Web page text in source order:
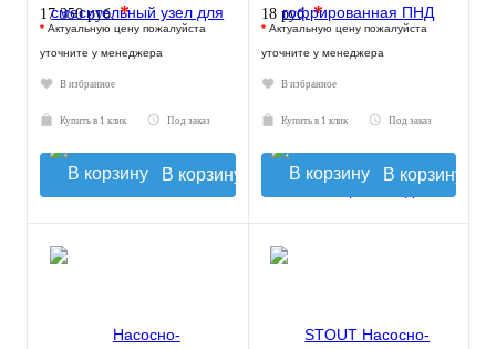
17 350 руб.*
* Актуальную цену пожалуйста
уточните у менеджера
В избранное
Купить в 1 клик Под заказ
В корзину
18 руб.*
* Актуальную цену пожалуйста
уточните у менеджера
В избранное
Купить в 1 клик Под заказ
В корзину